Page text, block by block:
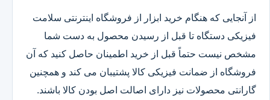
از آنجایی که هنگام خرید ابزار از فروشگاه اینترنتی سلامت
فیزیکی دستگاه تا قبل از رسیدن محصول به دست شما
مشخص نیست حتماً قبل از خرید اطمینان حاصل کنید که آن
فروشگاه از ضمانت فیزیکی کالا پشتیبان می کند و همچنین
گارانتی محصولات نیز دارای اصالت اصل بودن کالا باشند.